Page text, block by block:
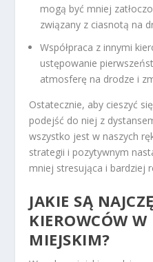
mogą być mniej
związany z ciasnotą na
Współpraca z innymi
ustępowanie
atmosferę na drodze i
Ostatecznie, aby cieszyć
podejść do niej z
wszystko jest w naszych
strategii i pozytywnym
mniej stresująca i bardziej
JAKIE SĄ
KIEROWCÓW W
MIEJSKIM?